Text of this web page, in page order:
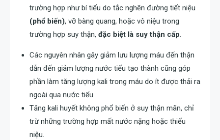
trường hợp như bí tiểu do tắc nghẽn đường tiết niệu
(phổ biến), vỡ bàng quang, hoặc vô niệu trong
trường hợp suy thận, đặc biệt là suy thận cấp.
Các nguyên nhân gây giảm lưu lượng máu đến thận
dẫn đến giảm lượng nước tiểu tạo thành cũng góp
phần làm tăng lượng kali trong máu do ít được thải ra
ngoài qua nước tiểu.
Tăng kali huyết không phổ biến ở suy thận mãn, chỉ
trừ những trường hợp mất nước nặng hoặc thiểu
niệu.